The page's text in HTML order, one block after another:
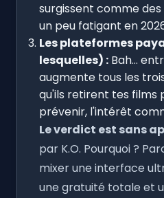
surgissent comme des
un peu fatigant en
Les plateformes
lesquelles) : Bah...
augmente tous les
qu'ils retirent tes films
prévenir, l'intérêt
Le verdict est sans
par K.O. Pourquoi ?
mixer une interface
une gratuité totale et